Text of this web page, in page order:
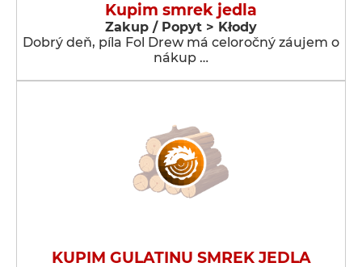
Kupim smrek jedla
Zakup / Popyt > Kłody
Dobrý deň, píla Fol Drew má celoročný záujem o
nákup …
KUPIM GULATINU SMREK JEDLA